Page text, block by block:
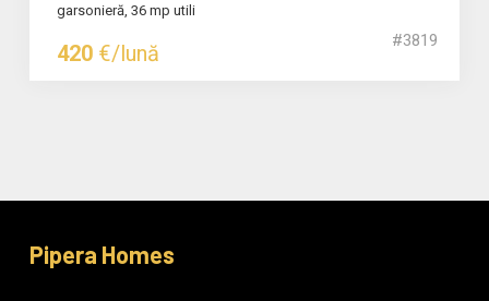
garsonieră, 36 mp utili
420 €/lună #3819
Pipera Homes